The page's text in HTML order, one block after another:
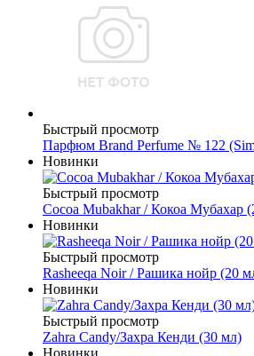
Быстрый просмотр
Парфюм Brand Perfume № 122
Новинки
Быстрый просмотр
Cocoa Mubakhar / Кокоа Мубахар
Новинки
Быстрый просмотр
Rasheeqa Noir / Рашика нойр (20
Новинки
Быстрый просмотр
Zahra Candy/Захра Кенди (30 мл)